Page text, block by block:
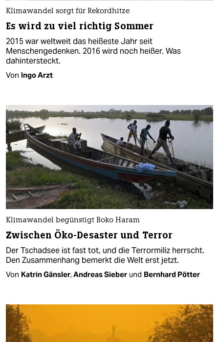
Klimawandel sorgt für Rekordhitze
Es wird zu viel richtig Sommer
2015 war weltweit das heißeste Jahr seit
Menschengedenken. 2016 wird noch heißer. Was
dahintersteckt.
Von Ingo Arzt
Klimawandel begünstigt Boko Haram
Zwischen Öko-Desaster und Terror
Der Tschadsee ist fast tot, und die Terrormiliz herrscht.
Den Zusammenhang bemerkt die Welt erst jetzt.
Von Katrin Gänsler,Andreas Sieber und Bernhard Pötter